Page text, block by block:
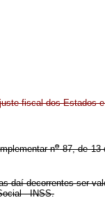
fiscal dos Estados
no87, de 13
daí decorrentes ser
- INSS.